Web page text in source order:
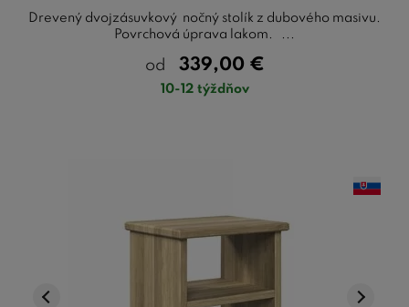
Drevený dvojzásuvkový nočný stolík z dubového masivu.
Povrchová úprava lakom. ...
od 339,00 €
10-12 týždňov